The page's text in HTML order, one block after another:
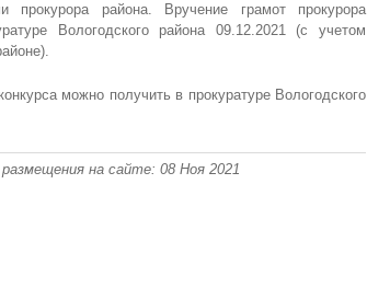
прокурора района. Вручение грамот прокурора
Вологодского района 09.12.2021 (с учетом
можно получить в прокуратуре Вологодского
на сайте: 08 Ноя 2021